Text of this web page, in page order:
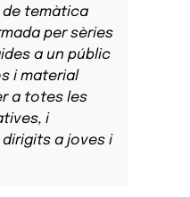
temàtica
per sèries
a un públic
i material
a totes les
i
a joves i